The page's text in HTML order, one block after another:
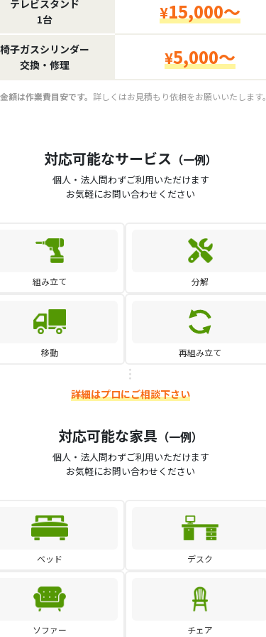
テレビスタンド
1台
¥15,000～
椅子ガスシリンダー
交換・修理
¥5,000～
額は作業費目安です。 詳しくはお見積もり依頼をお願いいたします。
対応可能なサービス （一例）
個人・法人問わずご利用いただけます
お気軽にお問い合わせください
組み立て 分解
移動 再組み立て
詳細はプロにご相談下さい
対応可能な家具 （一例）
個人・法人問わずご利用いただけます
お気軽にお問い合わせください
ベッド デスク
ソファー チェア